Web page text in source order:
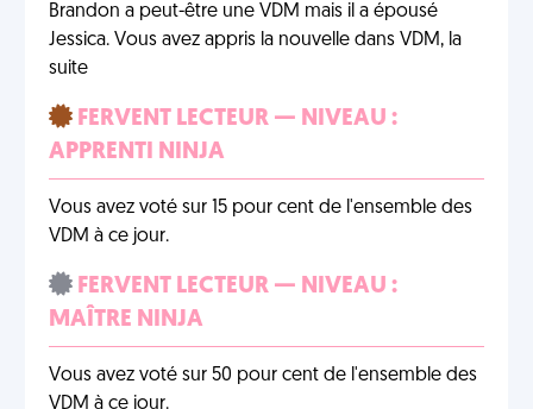
Brandon a peut-être une VDM mais il a épousé
Jessica. Vous avez appris la nouvelle dans VDM, la
suite
FERVENT LECTEUR — NIVEAU :
APPRENTI NINJA
Vous avez voté sur 15 pour cent de l'ensemble des
VDM à ce jour.
FERVENT LECTEUR — NIVEAU :
MAÎTRE NINJA
Vous avez voté sur 50 pour cent de l'ensemble des
VDM à ce jour.